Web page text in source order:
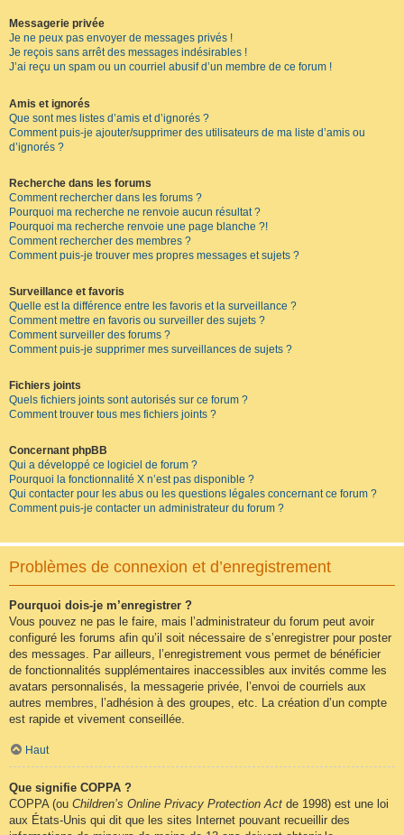
Messagerie privée
Je ne peux pas envoyer de messages privés !
Je reçois sans arrêt des messages indésirables !
J’ai reçu un spam ou un courriel abusif d’un membre de ce forum !
Amis et ignorés
Que sont mes listes d’amis et d’ignorés ?
Comment puis-je ajouter/supprimer des utilisateurs de ma liste d’amis ou
d’ignorés ?
Recherche dans les forums
Comment rechercher dans les forums ?
Pourquoi ma recherche ne renvoie aucun résultat ?
Pourquoi ma recherche renvoie une page blanche ?!
Comment rechercher des membres ?
Comment puis-je trouver mes propres messages et sujets ?
Surveillance et favoris
Quelle est la différence entre les favoris et la surveillance ?
Comment mettre en favoris ou surveiller des sujets ?
Comment surveiller des forums ?
Comment puis-je supprimer mes surveillances de sujets ?
Fichiers joints
Quels fichiers joints sont autorisés sur ce forum ?
Comment trouver tous mes fichiers joints ?
Concernant phpBB
Qui a développé ce logiciel de forum ?
Pourquoi la fonctionnalité X n’est pas disponible ?
Qui contacter pour les abus ou les questions légales concernant ce forum ?
Comment puis-je contacter un administrateur du forum ?
Problèmes de connexion et d’enregistrement
Pourquoi dois-je m’enregistrer ?
Vous pouvez ne pas le faire, mais l’administrateur du forum peut avoir
configuré les forums afin qu’il soit nécessaire de s’enregistrer pour poster
des messages. Par ailleurs, l’enregistrement vous permet de bénéficier
de fonctionnalités supplémentaires inaccessibles aux invités comme les
avatars personnalisés, la messagerie privée, l’envoi de courriels aux
autres membres, l’adhésion à des groupes, etc. La création d’un compte
est rapide et vivement conseillée.
Haut
Que signifie COPPA ?
COPPA (ou Children’s Online Privacy Protection Act de 1998) est une loi
aux États-Unis qui dit que les sites Internet pouvant recueillir des